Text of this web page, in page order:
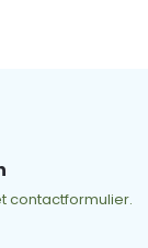
contactformulier.